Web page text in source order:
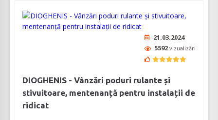
21.03.2024
5592vizualizări
DIOGHENIS - Vânzări poduri rulante și
stivuitoare, mentenanță pentru instalații de
ridicat